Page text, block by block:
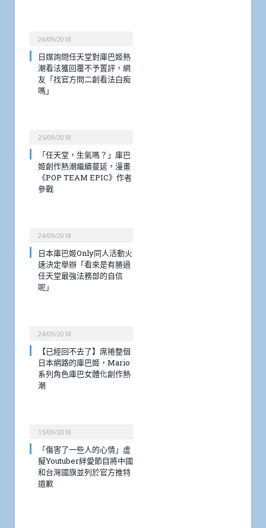
26/09/2018
日媒詢問任天堂對庫巴姬熱
潮看法獲回覆不予置評，網
友「找官方問二創看法白痴
嗎」
25/09/2018
「任天堂，生氣嗎？」庫巴
姬創作熱潮繼續蔓延，漫畫
《POP TEAM EPIC》作者
參戰
24/09/2018
日本庫巴姬Only同人活動火
速決定舉辦「看來是有勝過
任天堂最強法務部的自信
呢」
24/09/2018
【已經回不去了】席捲整個
日本網路的庫巴姬，Mario
系列角色庫巴女體化創作熱
潮
15/09/2018
「傷害了一些人的心情」虛
擬Youtuber絆愛節目將中國
和台灣國旗並列於官方推特
道歉